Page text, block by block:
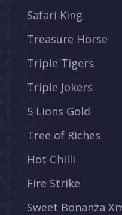
Safari King
Treasure Horse
Triple Tigers
Triple Jokers
5 Lions Gold
Tree of Riches
Hot Chilli
Fire Strike
Sweet Bonanza